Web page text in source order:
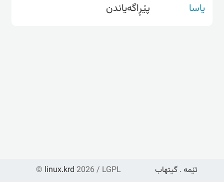
یاسا
پێڕاگەیاندن
© linux.krd 2026 / LGPL ئێمە . گیتهاب